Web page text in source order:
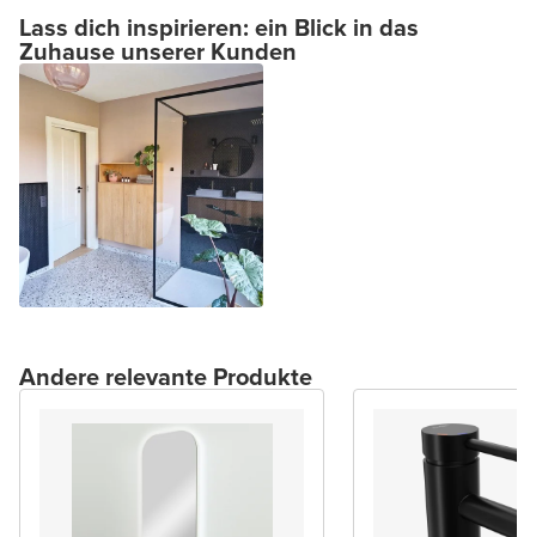
Lass dich inspirieren: ein Blick in das
Zuhause unserer Kunden
Andere relevante Produkte